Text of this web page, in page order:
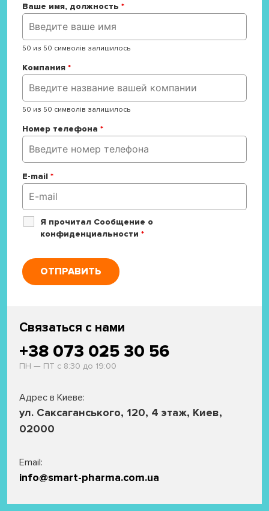
Ваше имя, должность *
50 из 50 символів залишилось
Компания *
50 из 50 символів залишилось
Номер телефона *
E-mail *
Я прочитал Сообщение о
конфиденциальности *
Связаться с нами
+38 073 025 30 56
ПН — ПТ с 8:30 до 19:00
Адрес в Киеве:
ул. Саксаганського, 120, 4 этаж, Киев,
02000
Email:
info@smart-pharma.com.ua